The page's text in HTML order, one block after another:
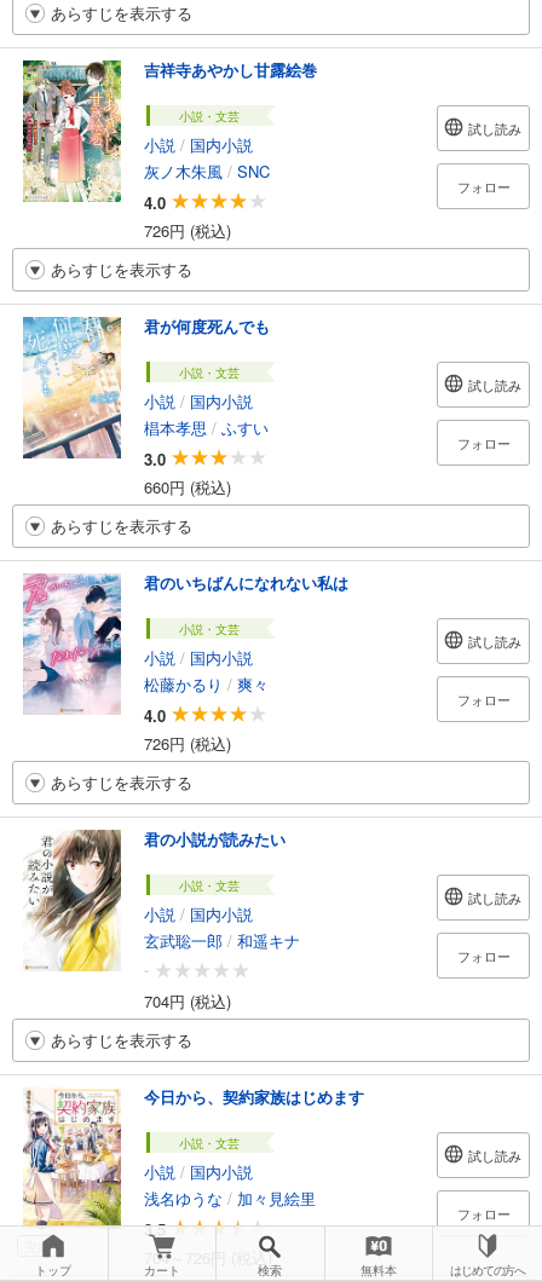
あらすじを表示する
吉祥寺あやかし甘露絵巻
小説・文芸
小説 / 国内小説
灰ノ木朱風 / SNC
4.0
726円 (税込)
試し読み
フォロー
あらすじを表示する
君が何度死んでも
小説・文芸
小説 / 国内小説
椙本孝思 / ふすい
3.0
660円 (税込)
試し読み
フォロー
あらすじを表示する
君のいちばんになれない私は
小説・文芸
小説 / 国内小説
松藤かるり / 爽々
4.0
726円 (税込)
試し読み
フォロー
あらすじを表示する
君の小説が読みたい
小説・文芸
小説 / 国内小説
玄武聡一郎 / 和遥キナ
-
704円 (税込)
試し読み
フォロー
あらすじを表示する
完結
今日から、契約家族はじめます
小説・文芸
小説 / 国内小説
浅名ゆうな / 加々見絵里
3.5
704～726円 (税込)
試し読み
フォロー
トップ カート 検索 無料本 はじめての方へ